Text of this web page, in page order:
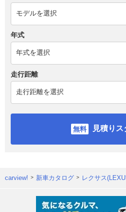
年式
走行距離
見積りス
carview! 新車カタログ レクサス